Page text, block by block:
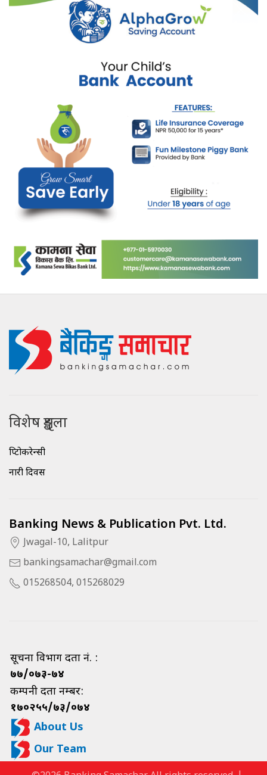
विशेष शृङ्खला
क्रिप्टोकरेन्सी
नारी दिवस
Banking News & Publication Pvt. Ltd.
Jwagal-10, Lalitpur
bankingsamachar@gmail.com
015268504, 015268029
सूचना विभाग दर्ता नं. :
७७/०७३-७४
कम्पनी दर्ता नम्बर:
१७०२५५/७३/०७४
About Us
Our Team